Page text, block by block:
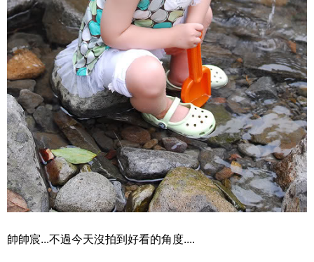
帥帥宸...不過今天沒拍到好看的角度....